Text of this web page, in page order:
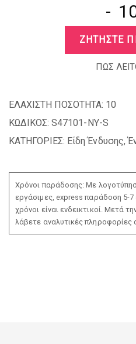
-
ΖΗΤΗΣΤΕ
ΠΩΣ
ΕΛΑΧΙΣΤΗ ΠΟΣΟΤΗΤΑ: 10
ΚΩΔΙΚΟΣ: S47101-NY-S
ΚΑΤΗΓΟΡΙΕΣ: Είδη Ένδυσης,
Χρόνοι παράδοσης: Με
εργάσιμες, express παράδοση 5-
χρόνοι είναι ενδεικτικοί. Μετά
λάβετε αναλυτικές